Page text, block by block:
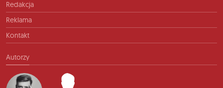
Redakcja
Reklama
Kontakt
Autorzy